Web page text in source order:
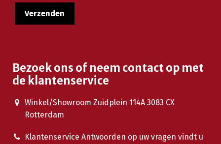
Bezoek ons of neem contact op met
de klantenservice
Winkel/Showroom Zuidplein 114A 3083 CX
Rotterdam
Klantenservice Antwoorden op uw vragen vindt u